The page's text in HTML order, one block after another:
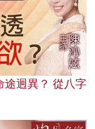
途迥異？ 從八字